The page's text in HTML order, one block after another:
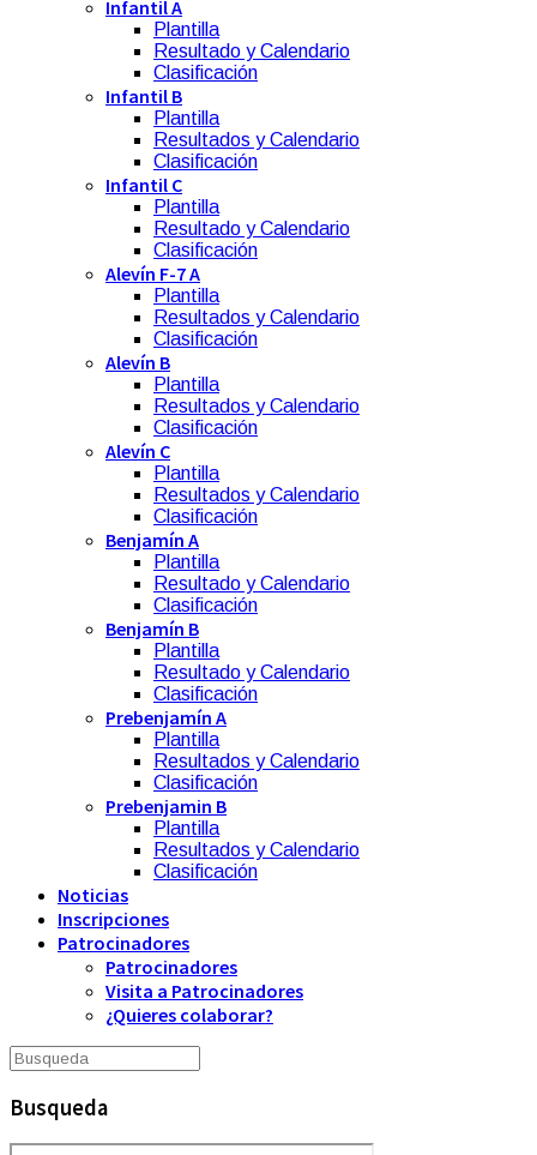
Infantil A
Plantilla
Resultado y Calendario
Clasificación
Infantil B
Plantilla
Resultados y Calendario
Clasificación
Infantil C
Plantilla
Resultado y Calendario
Clasificación
Alevín F-7 A
Plantilla
Resultados y Calendario
Clasificación
Alevín B
Plantilla
Resultados y Calendario
Clasificación
Alevín C
Plantilla
Resultados y Calendario
Clasificación
Benjamín A
Plantilla
Resultado y Calendario
Clasificación
Benjamín B
Plantilla
Resultado y Calendario
Clasificación
Prebenjamín A
Plantilla
Resultados y Calendario
Clasificación
Prebenjamin B
Plantilla
Resultados y Calendario
Clasificación
Noticias
Inscripciones
Patrocinadores
Patrocinadores
Visita a Patrocinadores
¿Quieres colaborar?
Busqueda